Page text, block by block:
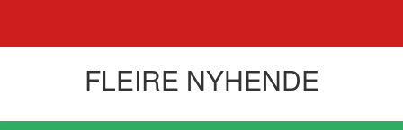
FLEIRE NYHENDE